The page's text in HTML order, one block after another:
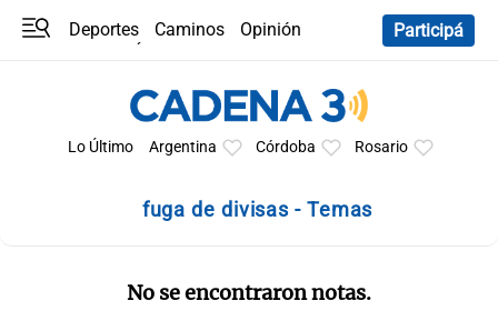
Deportes Caminos
Opinión
Participá
Lo Último Argentina Córdoba Rosario
fuga de divisas - Temas
No se encontraron notas.